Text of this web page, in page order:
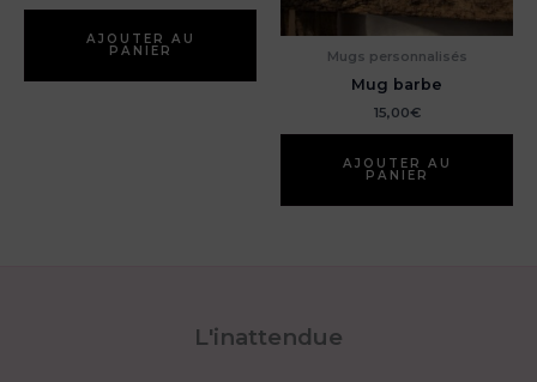
AJOUTER AU
PANIER Mugs personnalisés
Mug barbe
15,00€
AJOUTER AU
PANIER
L'inattendue